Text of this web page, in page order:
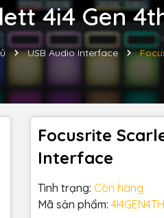
4i4 Gen
USB Audio Interface
Focusrite
Interface
Tình trạng: Còn hàng
Mã sản phẩm: 4I4GEN4TH